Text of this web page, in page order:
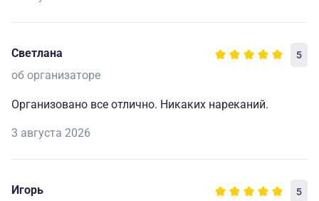
Светлана 5
об организаторе
Организовано все отлично. Никаких нареканий.
3 августа 2026
Игорь 5